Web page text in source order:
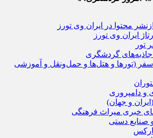
محتوا در ایران وی تورز
ایران وی تورز
تور
جاذبه‌های گردشگری
سفر (تورها و هتل‌ها و حمل‌و‌نقل و آموزشی
و دامپروری
و جهان)
خبری میراث فرهنگی
صنایع دستی